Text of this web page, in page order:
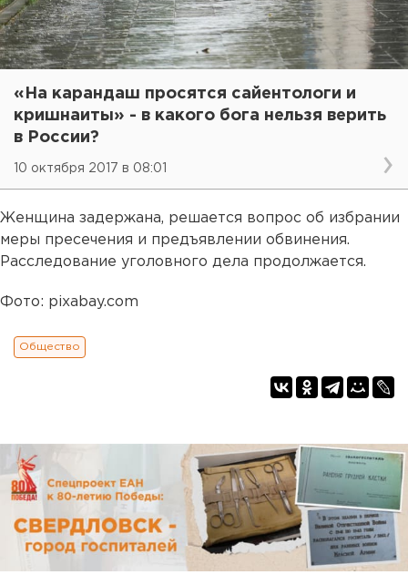
«На карандаш просятся сайентологи и
кришнаиты» - в какого бога нельзя верить
в России?
10 октября 2017 в 08:01
Женщина задержана, решается вопрос об избрании
меры пресечения и предъявлении обвинения.
Расследование уголовного дела продолжается.
Фото: pixabay.com
Общество